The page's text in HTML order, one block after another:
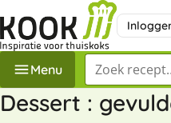
Menu Zoek een
Dessert :